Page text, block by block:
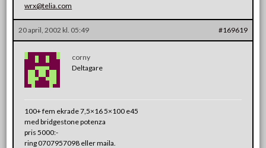
wrx@telia.com
20 april, 2002 kl. 05:49 #169619
corny
Deltagare
100+ fem ekrade 7,5×16 5×100 e45
med bridgestone potenza
pris 5000:-
ring 0707957098 eller maila.